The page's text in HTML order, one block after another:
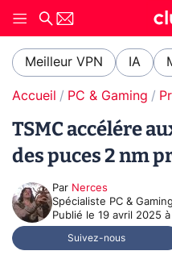
Meilleur VPN IA
Accueil PC & Gaming
TSMC accélére
des puces 2 nm
Par Nerces
Spécialiste PC & Gaming
Publié le 19 avril 2025 à
Suivez-nous